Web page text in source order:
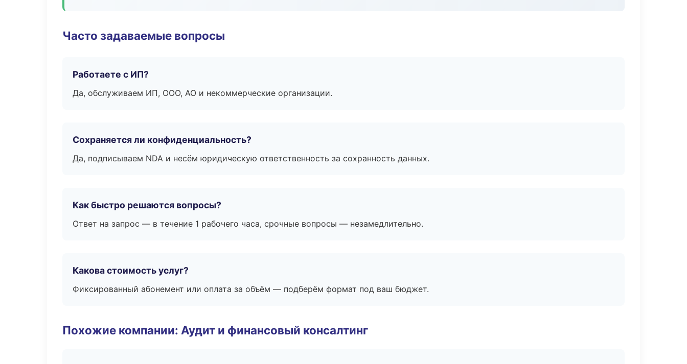
Часто задаваемые вопросы
Работаете с ИП?
Да, обслуживаем ИП, ООО, АО и некоммерческие организации.
Сохраняется ли конфиденциальность?
Да, подписываем NDA и несём юридическую ответственность за сохранность данных.
Как быстро решаются вопросы?
Ответ на запрос — в течение 1 рабочего часа, срочные вопросы — незамедлительно.
Какова стоимость услуг?
Фиксированный абонемент или оплата за объём — подберём формат под ваш бюджет.
Похожие компании: Аудит и финансовый консалтинг